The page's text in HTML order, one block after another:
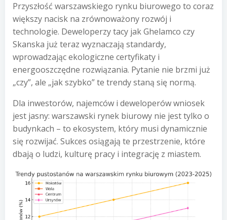
Przyszłość warszawskiego rynku biurowego to coraz
większy nacisk na zrównoważony rozwój i
technologie. Deweloperzy tacy jak Ghelamco czy
Skanska już teraz wyznaczają standardy,
wprowadzając ekologiczne certyfikaty i
energooszczędne rozwiązania. Pytanie nie brzmi już
„czy”, ale „jak szybko” te trendy staną się normą.
Dla inwestorów, najemców i deweloperów wniosek
jest jasny: warszawski rynek biurowy nie jest tylko o
budynkach – to ekosystem, który musi dynamicznie
się rozwijać. Sukces osiągają te przestrzenie, które
dbają o ludzi, kulturę pracy i integrację z miastem.